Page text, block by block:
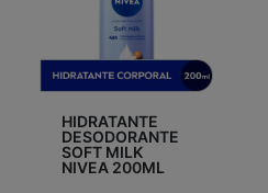
HIDRATANTE
DESODORANTE
SOFT MILK
NIVEA 200ML